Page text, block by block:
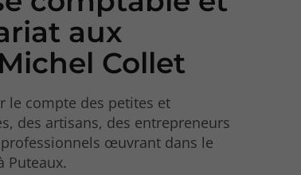
aux
Collet
le compte des petites et
des artisans, des entrepreneurs
œuvrant dans le
Puteaux.